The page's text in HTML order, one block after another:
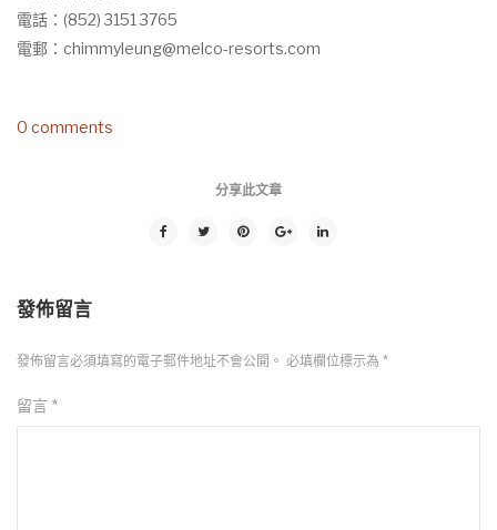
電話：(852) 3151 3765
電郵： chimmyleung@melco-resorts.com
0 comments
分享此文章
發佈留言
發佈留言必須填寫的電子郵件地址不會公開。 必填欄位標示為 *
留言 *